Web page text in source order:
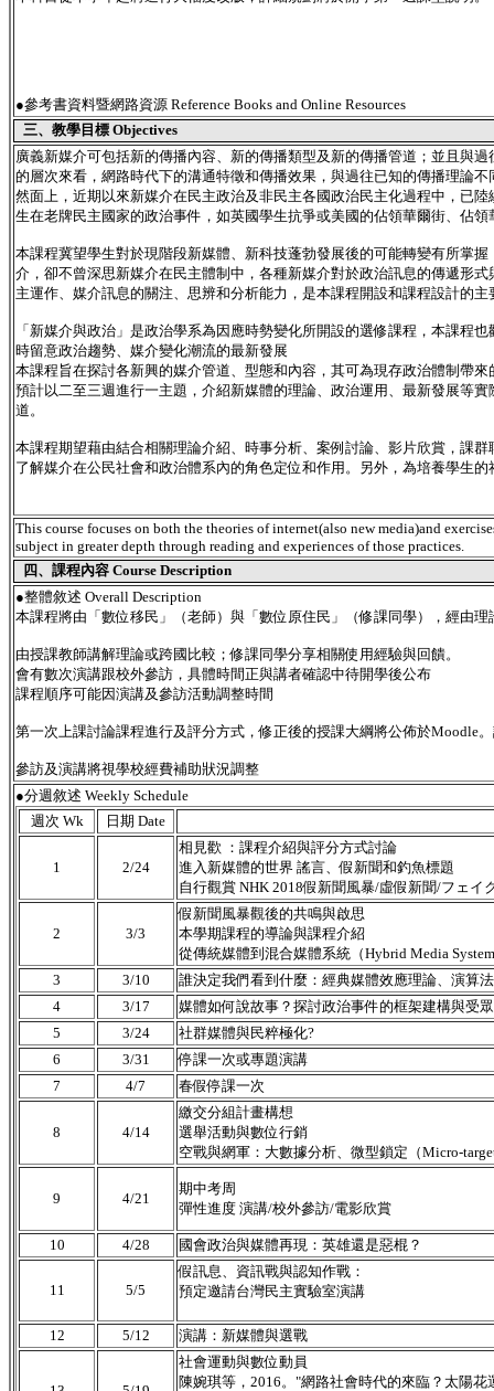
●參考書資料暨網路資源 Reference Books and Online Resources
三、教學目標 Objectives
廣義新媒介可包括新的傳播內容、新的傳播類型及新的傳播管道；並且與
的層次來看，網路時代下的溝通特徵和傳播效果，與過往已知的傳播理論
然面上，近期以來新媒介在民主政治及非民主各國政治民主化過程中，已
生在老牌民主國家的政治事件，如英國學生抗爭或美國的佔領華爾街、佔領
本課程冀望學生對於現階段新媒體、新科技蓬勃發展後的可能轉變有所掌
介，卻不曾深思新媒介在民主體制中，各種新媒介對於政治訊息的傳遞形
主運作、媒介訊息的關注、思辨和分析能力，是本課程開設和課程設計的主
「新媒介與政治」是政治學系為因應時勢變化所開設的選修課程，本課程
時留意政治趨勢、媒介變化潮流的最新發展
本課程旨在探討各新興的媒介管道、型態和內容，其可為現存政治體制帶
預計以二至三週進行一主題，介紹新媒體的理論、政治運用、最新發展等
道。
本課程期望藉由結合相關理論介紹、時事分析、案例討論、影片欣賞，課
了解媒介在公民社會和政治體系內的角色定位和作用。另外，為培養學生
This course focuses on both the theories of internet(also new media)and
subject in greater depth through reading and experiences of those practices.
四、課程內容 Course Description
●整體敘述 Overall Description
本課程將由「數位移民」（老師）與「數位原住民」（修課同學），經由
由授課教師講解理論或跨國比較；修課同學分享相關使用經驗與回饋。
會有數次演講跟校外參訪，具體時間正與講者確認中待開學後公布
課程順序可能因演講及參訪活動調整時間
第一次上課討論課程進行及評分方式，修正後的授課大綱將公佈於Moodle
參訪及演講將視學校經費補助狀況調整
●分週敘述 Weekly Schedule
週次 Wk
日期 Date
1 2/24
相見歡 ：課程介紹與評分方式討論
進入新媒體的世界 謠言、假新聞和釣魚標題
自行觀賞 NHK 2018假新聞風暴/虛假新聞/フェイ
2 3/3
假新聞風暴觀後的共鳴與啟思
本學期課程的導論與課程介紹
從傳統媒體到混合媒體系統（Hybrid Media
3
3/10
誰決定我們看到什麼：經典媒體效應理論、演算
4
3/17
媒體如何說故事？探討政治事件的框架建構與受
5
3/24
社群媒體與民粹極化?
6
3/31
停課一次或專題演講
7
4/7 春假停課一次
8 4/14
繳交分組計畫構想
選舉活動與數位行銷
空戰與網軍：大數據分析、微型鎖定（Micro-
9 4/21
期中考周
彈性進度 演講/校外參訪/電影欣賞
10 4/28 國會政治與媒體再現：英雄還是惡棍？
11 5/5
假訊息、資訊戰與認知作戰：
預定邀請台灣民主實驗室演講
12 5/12 演講：新媒體與選戰
社會運動與數位動員
陳婉琪等，2016。"網路社會時代的來臨？太陽